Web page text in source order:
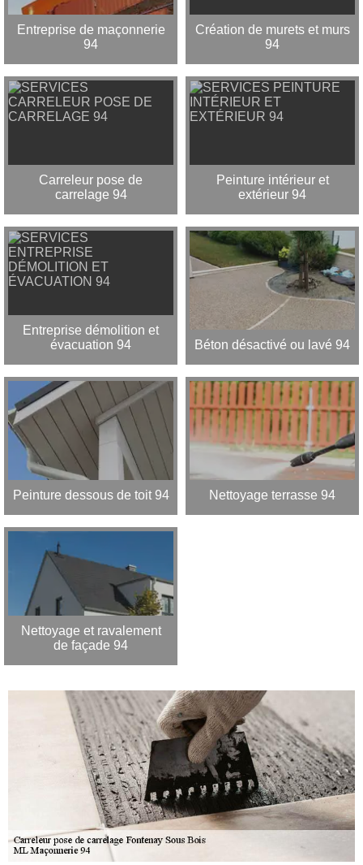
Entreprise de maçonnerie
94
Création de murets et murs
94
Carreleur pose de
carrelage 94
Peinture intérieur et
extérieur 94
Entreprise démolition et
évacuation 94
Béton désactivé ou lavé 94
Peinture dessous de toit 94 Nettoyage terrasse 94
Nettoyage et ravalement
de façade 94